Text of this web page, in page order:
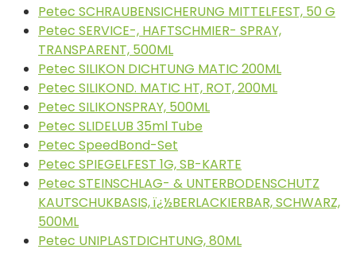
Petec SCHRAUBENSICHERUNG MITTELFEST, 50 G
Petec SERVICE-, HAFTSCHMIER- SPRAY,
TRANSPARENT, 500ML
Petec SILIKON DICHTUNG MATIC 200ML
Petec SILIKOND. MATIC HT, ROT, 200ML
Petec SILIKONSPRAY, 500ML
Petec SLIDELUB 35ml Tube
Petec SpeedBond-Set
Petec SPIEGELFEST 1G, SB-KARTE
Petec STEINSCHLAG- & UNTERBODENSCHUTZ
KAUTSCHUKBASIS, ï¿½BERLACKIERBAR, SCHWARZ,
500ML
Petec UNIPLASTDICHTUNG, 80ML